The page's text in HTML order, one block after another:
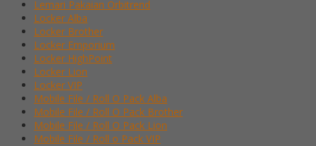
Lemari Pakaian Orbitrend
Locker Alba
Locker Brother
Locker Emporium
Locker HighPoint
Locker Lion
Locker VIP
Mobile File / Roll O Pack Alba
Mobile File / Roll O Pack Brother
Mobile File / Roll O Pack Lion
Mobile File / Roll o Pack VIP